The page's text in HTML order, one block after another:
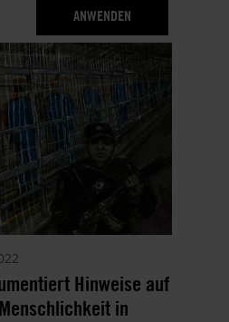
Hinweise auf
in